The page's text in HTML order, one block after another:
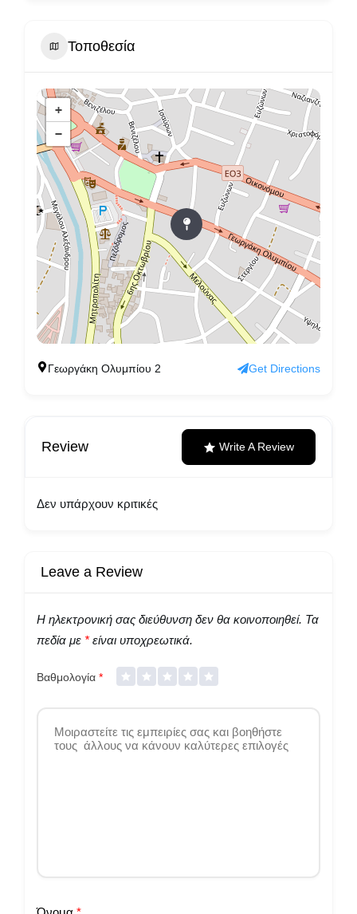
Τοποθεσία
+
−
Γεωργάκη Ολυμπίου 2 Get Directions
Review Write A Review
Δεν υπάρχουν κριτικές
Leave a Review
Η ηλεκτρονική σας διεύθυνση δεν θα κοινοποιηθεί. Τα
πεδία με * είναι υποχρεωτικά.
Βαθμολογία *